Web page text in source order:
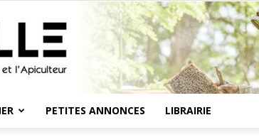
PETITES ANNONCES LIBRAIRIE